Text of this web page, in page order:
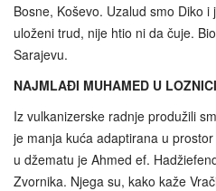
Bosne, Koševo. Uzalud smo Diko
uloženi trud, nije htio ni da čuje.
Sarajevu.
NAJMLAĐI MUHAMED U LOZNICI
Iz vulkanizerske radnje produžili
je manja kuća adaptirana u
u džematu je Ahmed ef.
Zvornika. Njega su, kako kaže